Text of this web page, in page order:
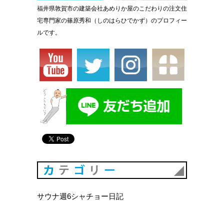
福井県敦賀市の建築会社あめりか屋のこだわりの注文住
宅専門家の篠原秀和（しのはらひでかず）のプロフィー
ルです。
サウナ週6シャチョー日記